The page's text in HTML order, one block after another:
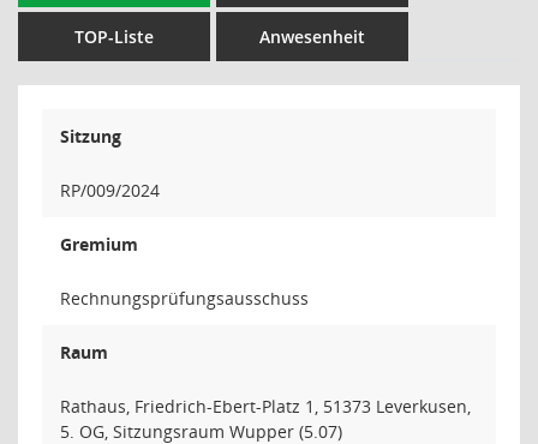
TOP-Liste Anwesenheit
Sitzung
RP/009/2024
Gremium
Rechnungsprüfungsausschuss
Raum
Rathaus, Friedrich-Ebert-Platz 1, 51373 Leverkusen,
5. OG, Sitzungsraum Wupper (5.07)